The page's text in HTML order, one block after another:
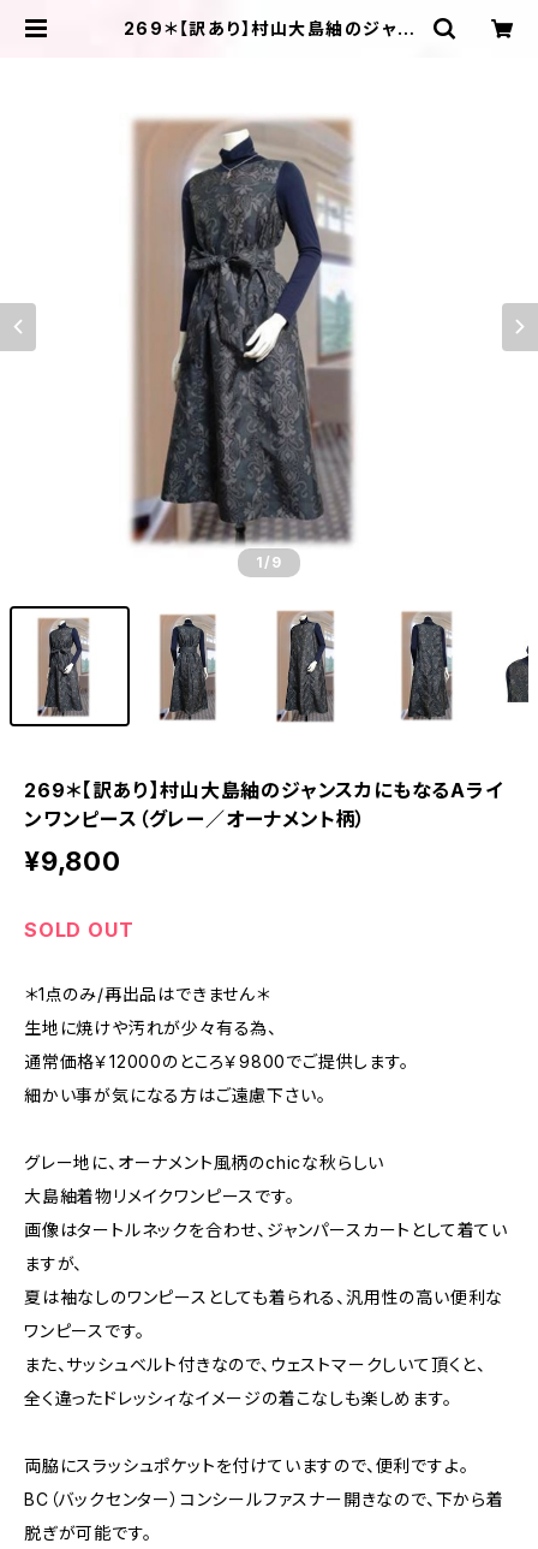
269＊【訳あり】村山大島紬のジャン
1 /9
269＊【訳あり】村山大島紬のジャンスカにもなるAライ
ンワンピース（グレー／オーナメント柄）
¥9,800
SOLD OUT
＊1点のみ/再出品はできません＊
生地に焼けや汚れが少々有る為、
通常価格￥12000のところ￥9800でご提供します。
細かい事が気になる方はご遠慮下さい。
グレー地に、オーナメント風柄のchicな秋らしい
大島紬着物リメイクワンピースです。
画像はタートルネックを合わせ、ジャンパースカートとして着てい
ますが、
夏は袖なしのワンピースとしても着られる、汎用性の高い便利な
ワンピースです。
また、サッシュベルト付きなので、ウェストマークしいて頂くと、
全く違ったドレッシィなイメージの着こなしも楽しめます。
両脇にスラッシュポケットを付けていますので、便利ですよ。
BC（バックセンター）コンシールファスナー開きなので、下から着
脱ぎが可能です。